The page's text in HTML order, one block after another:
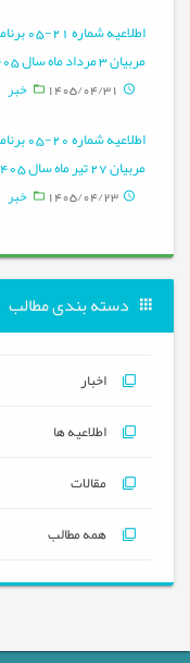
مربیان 3 مرداد ماه سال 1405
1405/04/31 خبر
مربیان 27 تیر ماه سال 1405
1405/04/23 خبر
دسته بندی مطالب
اخبار
اطلاعیه ها
مقالات
همه مطالب